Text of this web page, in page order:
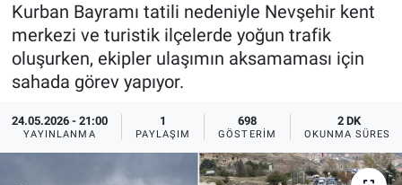
Kurban Bayramı tatili nedeniyle Nevşehir kent
merkezi ve turistik ilçelerde yoğun trafik
oluşurken, ekipler ulaşımın aksamaması için
sahada görev yapıyor.
24.05.2026 - 21:00
YAYINLANMA
1
PAYLAŞIM
698
GÖSTERIM
2 DK
OKUNMA SÜRESI
Sağlık
Yerel
Genel
İlan - Duyuru- Mesaj
Türkiye Gündemi
Sizden Gelenler
İlan - Duyuru- Mesaj
Türkiye Gündemi
Sizden Gelenler